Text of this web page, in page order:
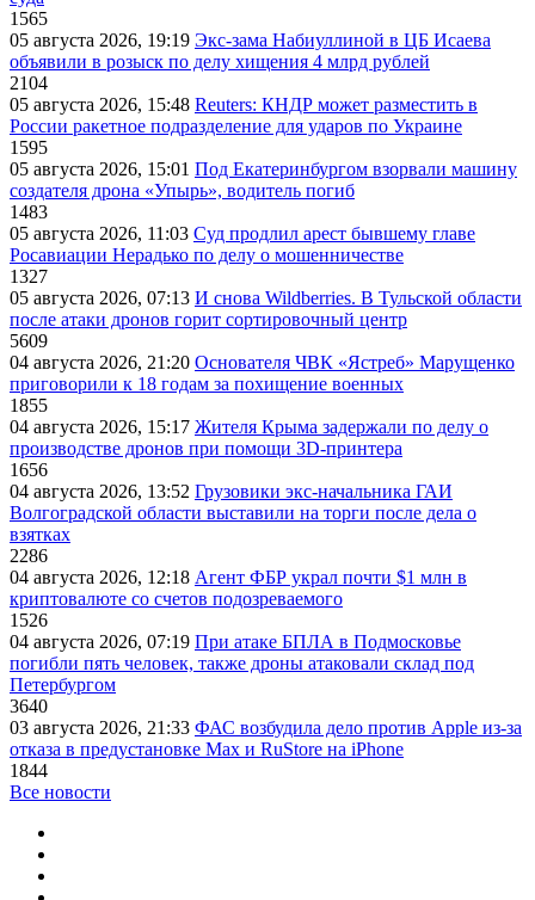
1565
05 августа 2026, 19:19 Экс-зама Набиуллиной в ЦБ Исаева
объявили в розыск по делу хищения 4 млрд рублей
2104
05 августа 2026, 15:48 Reuters: КНДР может разместить в
России ракетное подразделение для ударов по Украине
1595
05 августа 2026, 15:01 Под Екатеринбургом взорвали машину
создателя дрона «Упырь», водитель погиб
1483
05 августа 2026, 11:03 Суд продлил арест бывшему главе
Росавиации Нерадько по делу о мошенничестве
1327
05 августа 2026, 07:13 И снова Wildberries. В Тульской области
после атаки дронов горит сортировочный центр
5609
04 августа 2026, 21:20 Основателя ЧВК «Ястреб» Марущенко
приговорили к 18 годам за похищение военных
1855
04 августа 2026, 15:17 Жителя Крыма задержали по делу о
производстве дронов при помощи 3D‑принтера
1656
04 августа 2026, 13:52 Грузовики экс-начальника ГАИ
Волгоградской области выставили на торги после дела о
взятках
2286
04 августа 2026, 12:18 Агент ФБР украл почти $1 млн в
криптовалюте со счетов подозреваемого
1526
04 августа 2026, 07:19 При атаке БПЛА в Подмосковье
погибли пять человек, также дроны атаковали склад под
Петербургом
3640
03 августа 2026, 21:33 ФАС возбудила дело против Apple из-за
отказа в предустановке Max и RuStore на iPhone
1844
Все новости